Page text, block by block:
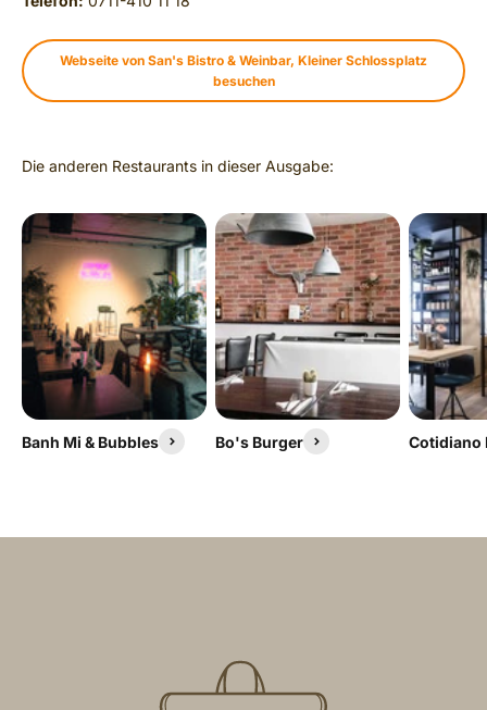
Webseite von San's Bistro & Weinbar, Kleiner Schlossplatz
besuchen
Banh Mi & Bubbles Bo's Burger Cotidiano